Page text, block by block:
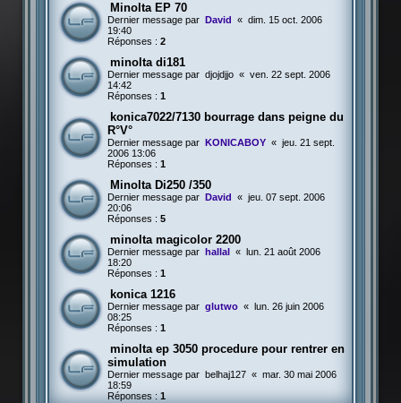
Minolta EP 70
Dernier message par David « dim. 15 oct. 2006
19:40
Réponses : 2
minolta di181
Dernier message par djojdjjo « ven. 22 sept. 2006
14:42
Réponses : 1
konica7022/7130 bourrage dans peigne du
R°V°
Dernier message par KONICABOY « jeu. 21 sept.
2006 13:06
Réponses : 1
Minolta Di250 /350
Dernier message par David « jeu. 07 sept. 2006
20:06
Réponses : 5
minolta magicolor 2200
Dernier message par hallal «
lun. 21 août 2006
18:20
Réponses : 1
konica 1216
Dernier message par glutwo «
lun. 26 juin 2006
08:25
Réponses : 1
minolta ep 3050 procedure pour rentrer en
simulation
Dernier message par belhaj127 « mar. 30 mai 2006
18:59
Réponses :1